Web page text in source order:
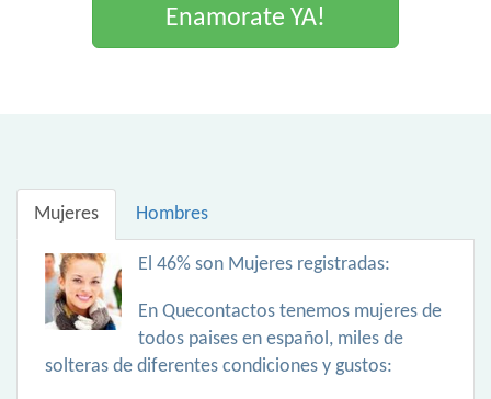
Enamorate YA!
Mujeres Hombres
El 46% son Mujeres registradas:
En Quecontactos tenemos mujeres de
todos paises en español, miles de
solteras de diferentes condiciones y gustos: